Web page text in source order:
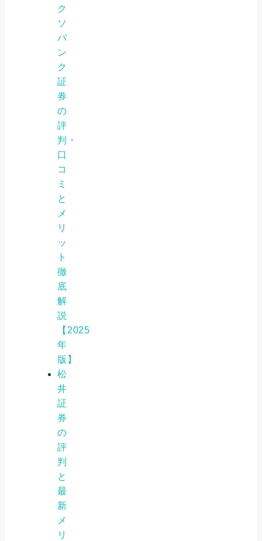
ク
ソ
バ
ン
ク
証
券
の
評
判・
口
コ
ミ
と
メ
リ
ッ
ト
徹
底
解
説
【2025
年
版】
松
井
証
券
の
評
判
と
最
新
メ
リ